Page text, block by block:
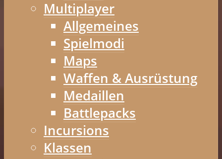
Multiplayer
Allgemeines
Spielmodi
Maps
Waffen & Ausrüstung
Medaillen
Battlepacks
Incursions
Klassen